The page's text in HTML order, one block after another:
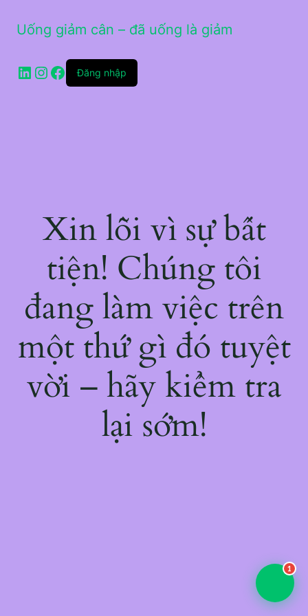
Uống giảm cân – đã uống là giảm
LinkedIn
Instagram
Facebook
Đăng nhập
Xin lỗi vì sự bất
tiện! Chúng tôi
đang làm việc trên
một thứ gì đó tuyệt
vời – hãy kiểm tra
lại sớm!
1